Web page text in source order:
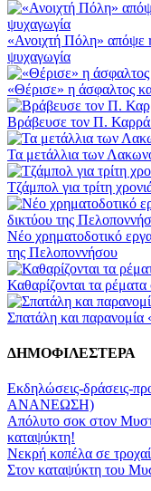
«Ανοιχτή Πόλη» απόψε
ψυχαγωγία
«Θέρισε» η άσφαλτος
Βράβευσε τον Π.
Τα μετάλλια των
Τζάμπολ για τρίτη
Νέο χρηματοδοτικό
της Πελοποννήσου
Καθαρίζονται τα
Σπατάλη και παρανομία
ΔΗΜΟΦΙΛΕΣΤΕΡΑ
Εκδηλώσεις-δράσεις-
ΑΝΑΝΕΩΣΗ)
Απόλυτο σοκ στον
καταψύκτη!
Νεκρή κοπέλα σε
Στον καταψύκτη του